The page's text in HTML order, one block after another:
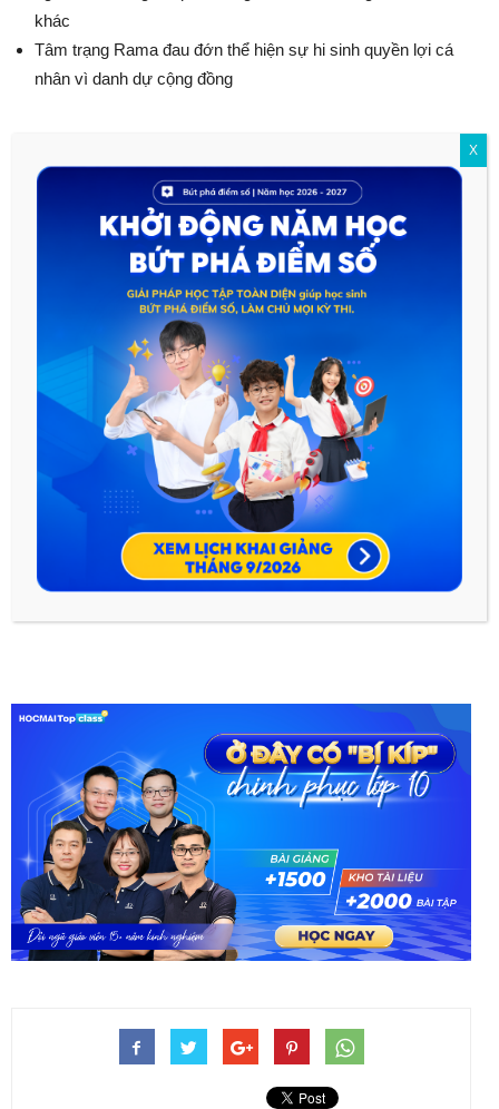
khác
Tâm trạng Rama đau đớn thể hiện sự hi sinh quyền lợi cá
nhân vì danh dự cộng đồng
Xi-ta đã đau đớn và kinh ngạc trước tuyên bố của Rama
Xi-ta đã thanh minh khẳng định những điều Rama nói là sai
Hành động bảo em chuẩn bị giàn thiêu và bình thản bước
III. Tổng kết
Ca ngợi những phẩm chất lý tưởng của con người: chung
thủy, trọng danh dự
Nghệ thuật trần thuật, miêu tả nội tâm nhân vật, và khắc họa
tính cách nhân vật
Hy vọng bài viết này sẽ giúp ích cho các em trong quá trình
X